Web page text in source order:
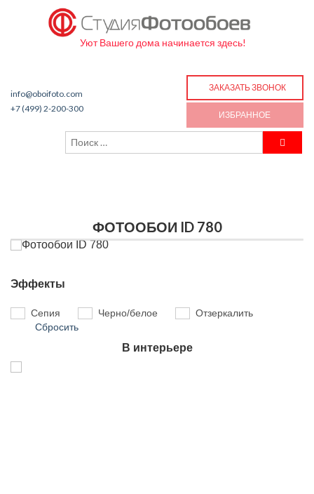
Уют Вашего дома начинается здесь!
info@oboifoto.com
+7 (499) 2-200-300
ЗАКАЗАТЬ ЗВОНОК
ИЗБРАННОЕ
ФОТООБОИ ID 780
Эффекты
Сепия Черно/белое
Отзеркалить
Сбросить
В интерьере